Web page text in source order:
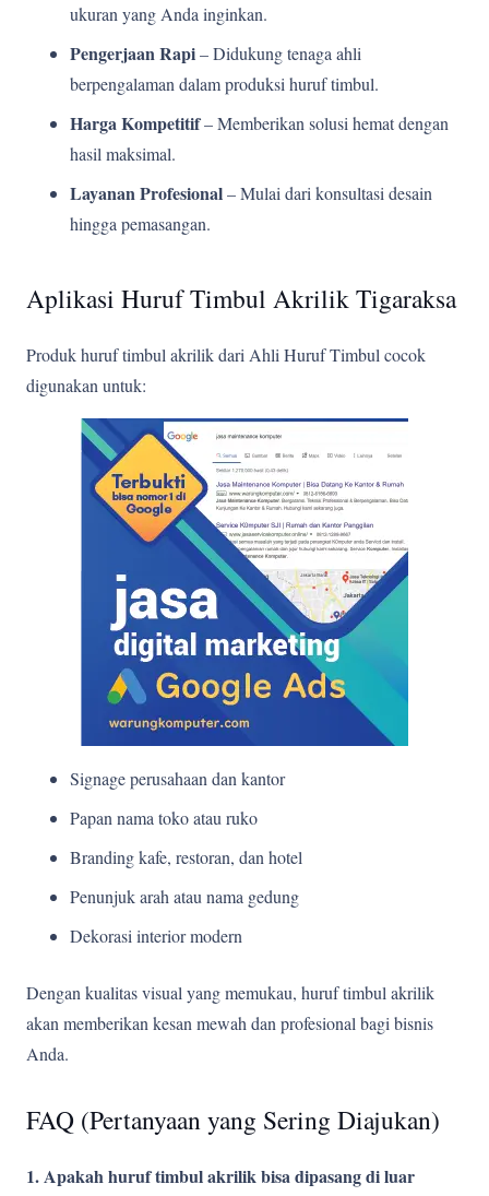
ukuran yang Anda inginkan.
Pengerjaan Rapi– Didukung tenaga ahli
berpengalaman dalam produksi huruf timbul.
Harga Kompetitif– Memberikan solusi hemat dengan
hasil maksimal.
Layanan Profesional– Mulai dari konsultasi desain
hingga pemasangan.
Aplikasi Huruf Timbul Akrilik Tigaraksa
Produk huruf timbul akrilik dari Ahli Huruf Timbul cocok
digunakan untuk:
Signage perusahaan dan kantor
Papan nama toko atau ruko
Branding kafe, restoran, dan hotel
Penunjuk arah atau nama gedung
Dekorasi interior modern
Dengan kualitas visual yang memukau, huruf timbul akrilik
akan memberikan kesan mewah dan profesional bagi bisnis
Anda.
FAQ (Pertanyaan yang Sering Diajukan)
1. Apakah huruf timbul akrilik bisa dipasang di luar